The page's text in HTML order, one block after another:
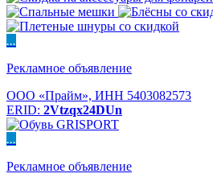
...
Рекламное объявление
ООО «Прайм», ИНН 5403082573
ERID: 2Vtzqx24DUn
...
Рекламное объявление